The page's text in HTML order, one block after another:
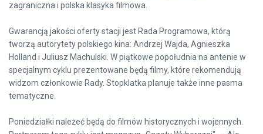
zagraniczna i polska klasyka filmowa.
Gwarancją jakości oferty stacji jest Rada Programowa, którą
tworzą autorytety polskiego kina: Andrzej Wajda, Agnieszka
Holland i Juliusz Machulski. W piątkowe popołudnia na antenie w
specjalnym cyklu prezentowane będą filmy, które rekomendują
widzom członkowie Rady. Stopklatka planuje także inne pasma
tematyczne.
Poniedziałki należeć będą do filmów historycznych i wojennych.